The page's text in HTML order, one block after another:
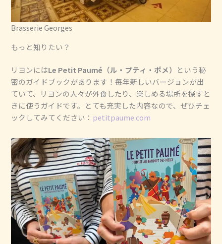
Brasserie Georges
もっと知りたい？
リヨンにはLe Petit Paumé（ル・プティ・ポメ）
という秘
密のガイドブックがあります！毎年新しいバージョンが出
ていて、リヨンの人々が外食したり、楽しめる場所を探すと
きに使うガイドです。とても充実した内容なので、ぜひチェ
ックしてみてください： petitpaume.com